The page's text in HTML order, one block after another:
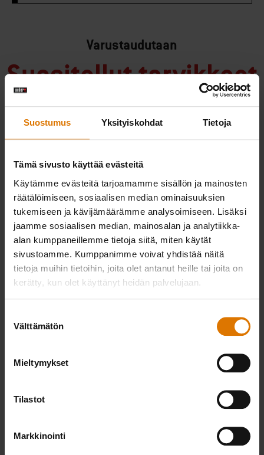
Suostumus Yksityiskohdat Tietoja
Tämä sivusto käyttää evästeitä
Käytämme evästeitä tarjoamamme sisällön ja mainosten
räätälöimiseen, sosiaalisen median ominaisuuksien
tukemiseen ja kävijämäärämme analysoimiseen. Lisäksi
jaamme sosiaalisen median, mainosalan ja analytiikka-
alan kumppaneillemme tietoja siitä, miten käytät
sivustoamme. Kumppanimme voivat yhdistää näitä
tietoja muihin tietoihin, joita olet antanut heille tai joita on
kerätty, kun olet käyttänyt heidän palvelujaan.
valinta
Välttämätön
Mieltymykset
Tilastot
Markkinointi
Varustaudutaan
Suositellut tarvikkeet
Grilling Hub
€ 149,99
sis. alv:n
Katso
lisätiedot